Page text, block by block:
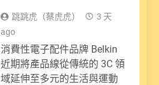
跳跳虎（蔡虎虎）
3 天
ago
消費性電子配件品牌 Belkin
近期將產品線從傳統的 3C 領
域延伸至多元的生活與運動